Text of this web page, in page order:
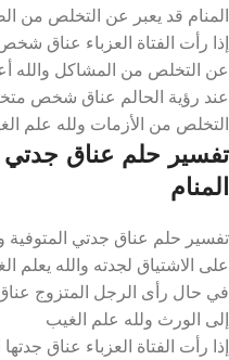
المنام قد يعبر عن التخلص من
إذا رأت الفتاة العزباء عناق
عن التخلص من المشاكل والله
عند رؤية الحالم عناق شخص
التخلص من الأزمات ولله علم
تفسير حلم عناق جدتي
المنام
تفسير حلم عناق جدتي المتوفية
على الاشتياق لجدته والله يعلم
في حال رأى الرجل المتزوج عناق
إلى الورث ولله علم الغيب
إذا رأت الفتاة العزباء عناق